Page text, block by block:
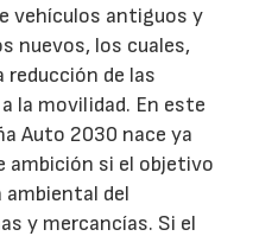
vehículos antiguos y
nuevos, los cuales,
de las
la movilidad. En este
Auto 2030 nace ya
ambición si el objetivo
ambiental del
y mercancías. Si el